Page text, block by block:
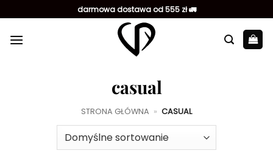
do
zawartości
darmowa dostawa od 555 zł 🚛
casual
STRONA GŁÓWNA » CASUAL